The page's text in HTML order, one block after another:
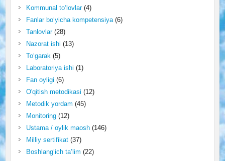
Kommunal to‘lovlar(4)
Fanlar bo‘yicha kompetensiya(6)
Tanlovlar(28)
Nazorat ishi (13)
To‘garak(5)
Laboratoriya ishi (1)
Fan oyligi (6)
O'qitish metodikasi (12)
Metodik yordam (45)
Monitoring(12)
Ustama / oylik maosh(146)
Milliy sertifikat(37)
Boshlang‘ich ta’lim (22)